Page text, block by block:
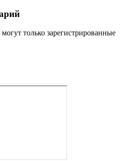
только зарегистрированные